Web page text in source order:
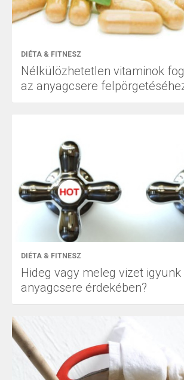
DIÉTA & FITNESZ
Nélkülözhetetlen vitaminok
az anyagcsere
DIÉTA & FITNESZ
Hideg vagy meleg vizet
anyagcsere érdekében?